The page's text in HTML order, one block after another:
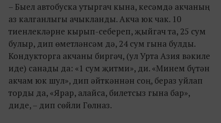
– Быел автобуска утыргач кына, кесәмдә акчаның
аз калганлыгы ачыкланды. Акча юк чак. 10
тиенлекләрне кырып-себереп, җыйгач та, 25 сум
булыр, дип өметләнсәм дә, 24 сум гына булды.
Кондукторга акчаны биргәч, (ул Урта Азия вәкиле
иде) санады да: «1 сум җитми», ди. «Минем бүтән
акчам юк шул», дип әйткәннән соң, бераз уйлап
торды да, «Ярар, алайса, билетсыз гына бар»,
диде, – дип сөйли Гөлназ.